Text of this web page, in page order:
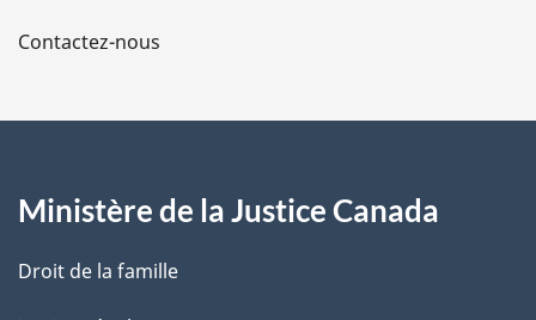
a
e
Contactez-nous
Ministère de la Justice Canada
Droit de la famille